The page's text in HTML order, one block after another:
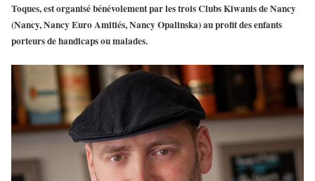
Toques, estorganisé bénévolement par les trois Clubs Kiwanis de Nancy
(Nancy, Nancy Euro Amitiés, Nancy Opalinska)au profit des enfants
porteurs de handicaps ou malades.